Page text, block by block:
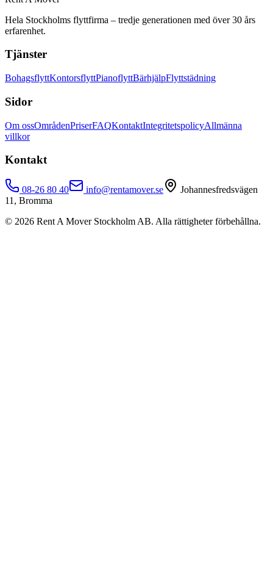
Hela Stockholms flyttfirma – tredje generationen med över 30 års
erfarenhet.
Tjänster
BohagsflyttKontorsflyttPianoflyttBärhjälpFlyttstädning
Sidor
Om ossOmrådenPriserFAQKontaktIntegritetspolicyAllmänna
villkor
Kontakt
08-26 80 40 info@rentamover.se
Johannesfredsvägen
11, Bromma
© 2026 Rent A Mover Stockholm AB. Alla rättigheter förbehållna.